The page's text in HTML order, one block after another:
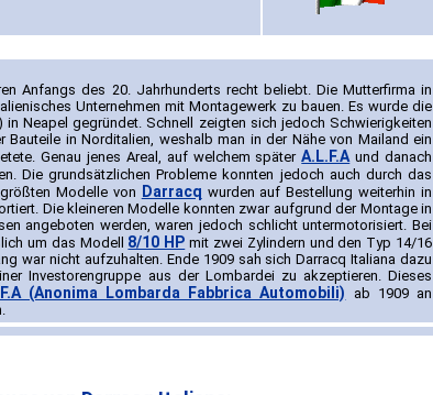
Anfangs des 20. Jahrhunderts recht beliebt. Die Mutterfirma in
Unternehmen mit Montagewerk zu bauen. Es wurde die
in Neapel gegründet. Schnell zeigten sich jedoch Schwierigkeiten
in Norditalien, weshalb man in der Nähe von Mailand ein
Genau jenes Areal, auf welchem späterA.L.F.Aund danach
Die grundsätzlichen Probleme konnten jedoch auch durch das
Modelle von Darracq wurden auf Bestellung weiterhin in
Die kleineren Modelle konnten zwar aufgrund der Montage in
angeboten werden, waren jedoch schlicht untermotorisiert. Bei
um das Modell 8/10 HP mit zwei Zylindern und den Typ 14/16
war nicht aufzuhalten. Ende 1909 sah sich Darracq Italiana dazu
Investorengruppe aus der Lombardei zu akzeptieren. Dieses
(Anonima Lombarda Fabbrica Automobili) ab 1909 an